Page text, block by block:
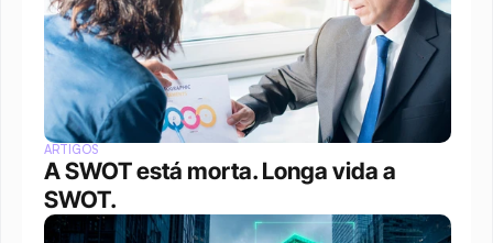
ARTIGOS
A SWOT está morta. Longa vida a
SWOT.